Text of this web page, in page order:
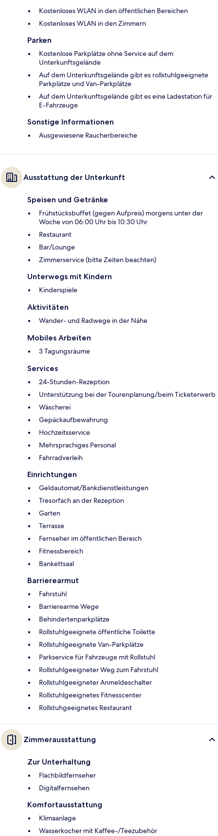
Kostenloses WLAN in den öffentlichen Bereichen
Kostenloses WLAN in den Zimmern
Parken
Kostenlose Parkplätze ohne Service auf dem
Unterkunftsgelände
Auf dem Unterkunftsgelände gibt es rollstuhlgeeignete
Parkplätze und Van-Parkplätze
Auf dem Unterkunftsgelände gibt es eine Ladestation für
E-Fahrzeuge
Sonstige Informationen
Ausgewiesene Raucherbereiche
Ausstattung der Unterkunft
Speisen und Getränke
Frühstücksbuffet (gegen Aufpreis) morgens unter der
Woche von 06:00 Uhr bis 10:30 Uhr
Restaurant
Bar/Lounge
Zimmerservice (bitte Zeiten beachten)
Unterwegs mit Kindern
Kinderspiele
Aktivitäten
Wander- und Radwege in der Nähe
Mobiles Arbeiten
3 Tagungsräume
Services
24-Stunden-Rezeption
Unterstützung bei der Tourenplanung/beim Ticketerwerb
Wäscherei
Gepäckaufbewahrung
Hochzeitsservice
Mehrsprachiges Personal
Fahrradverleih
Einrichtungen
Geldautomat/Bankdienstleistungen
Tresorfach an der Rezeption
Garten
Terrasse
Fernseher im öffentlichen Bereich
Fitnessbereich
Bankettsaal
Barrierearmut
Fahrstuhl
Barrierearme Wege
Behindertenparkplätze
Rollstuhlgeeignete öffentliche Toilette
Rollstuhlgeeignete Van-Parkplätze
Parkservice für Fahrzeuge mit Rollstuhl
Rollstuhlgeeigneter Weg zum Fahrstuhl
Rollstuhlgeeigneter Anmeldeschalter
Rollstuhlgeeignetes Fitnesscenter
Rollstuhgeeignetes Restaurant
Zimmerausstattung
Zur Unterhaltung
Flachbildfernseher
Digitalfernsehen
Komfortausstattung
Klimaanlage
Wasserkocher mit Kaffee-/Teezubehör